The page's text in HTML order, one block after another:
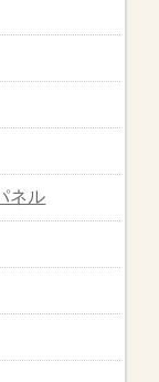
ネル